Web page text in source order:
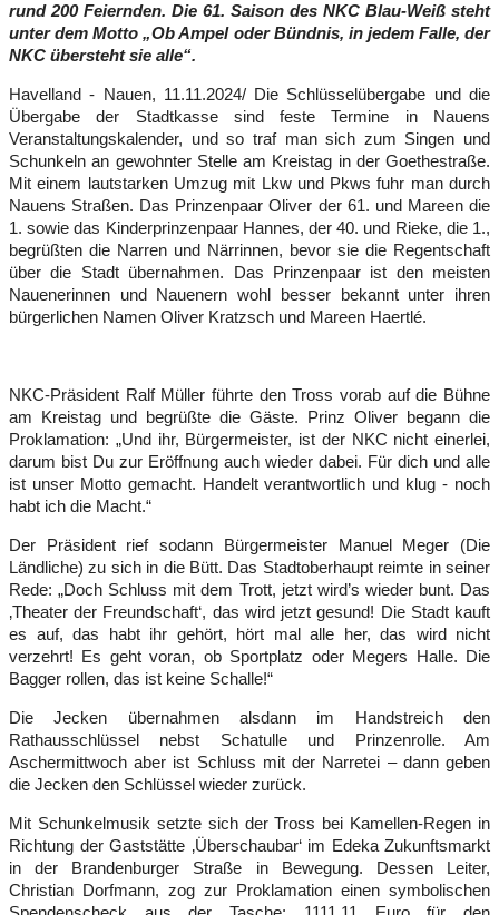
rund 200 Feiernden. Die 61. Saison des NKC Blau-Weiß steht
unter dem Motto „Ob Ampel oder Bündnis, in jedem Falle, der
NKC übersteht sie alle“.
Havelland - Nauen, 11.11.2024/ Die Schlüsselübergabe und die
Übergabe der Stadtkasse sind feste Termine in Nauens
Veranstaltungskalender, und so traf man sich zum Singen und
Schunkeln an gewohnter Stelle am Kreistag in der Goethestraße.
Mit einem lautstarken Umzug mit Lkw und Pkws fuhr man durch
Nauens Straßen. Das Prinzenpaar Oliver der 61. und Mareen die
1. sowie das Kinderprinzenpaar Hannes, der 40. und Rieke, die 1.,
begrüßten die Narren und Närrinnen, bevor sie die Regentschaft
über die Stadt übernahmen. Das Prinzenpaar ist den meisten
Nauenerinnen und Nauenern wohl besser bekannt unter ihren
bürgerlichen Namen Oliver Kratzsch und Mareen Haertlé.
NKC-Präsident Ralf Müller führte den Tross vorab auf die Bühne
am Kreistag und begrüßte die Gäste. Prinz Oliver begann die
Proklamation: „Und ihr, Bürgermeister, ist der NKC nicht einerlei,
darum bist Du zur Eröffnung auch wieder dabei. Für dich und alle
ist unser Motto gemacht. Handelt verantwortlich und klug - noch
habt ich die Macht.“
Der Präsident rief sodann Bürgermeister Manuel Meger (Die
Ländliche) zu sich in die Bütt. Das Stadtoberhaupt reimte in seiner
Rede: „Doch Schluss mit dem Trott, jetzt wird’s wieder bunt. Das
‚Theater der Freundschaft‘, das wird jetzt gesund! Die Stadt kauft
es auf, das habt ihr gehört, hört mal alle her, das wird nicht
verzehrt! Es geht voran, ob Sportplatz oder Megers Halle. Die
Bagger rollen, das ist keine Schalle!“
Die Jecken übernahmen alsdann im Handstreich den
Rathausschlüssel nebst Schatulle und Prinzenrolle. Am
Aschermittwoch aber ist Schluss mit der Narretei – dann geben
die Jecken den Schlüssel wieder zurück.
Mit Schunkelmusik setzte sich der Tross bei Kamellen-Regen in
Richtung der Gaststätte ‚Überschaubar‘ im Edeka Zukunftsmarkt
in der Brandenburger Straße in Bewegung. Dessen Leiter,
Christian Dorfmann, zog zur Proklamation einen symbolischen